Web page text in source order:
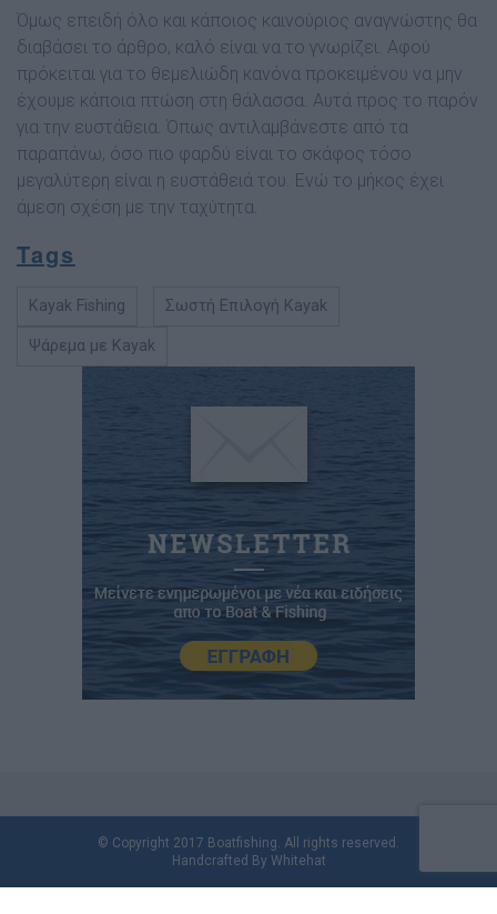
Όµως επειδή όλο και κάποιος καινούριος αναγνώστης θα
διαβάσει το άρθρο, καλό είναι να το γνωρίζει. Αφού
πρόκειται για το θεµελιώδη κανόνα προκειµένου να µην
έχουµε κάποια πτώση στη θάλασσα. Αυτά προς το παρόν
για την ευστάθεια. Όπως αντιλαµβάνεστε από τα
παραπάνω, όσο πιο φαρδύ είναι το σκάφος τόσο
µεγαλύτερη είναι η ευστάθειά του. Ενώ το µήκος έχει
άµεση σχέση µε την ταχύτητα.
Tags
Kayak Fishing Σωστή Επιλογή Kayak
Ψάρεμα με Kayak
© Copyright 2017 Boatfishing. All rights reserved.
Handcrafted By Whitehat